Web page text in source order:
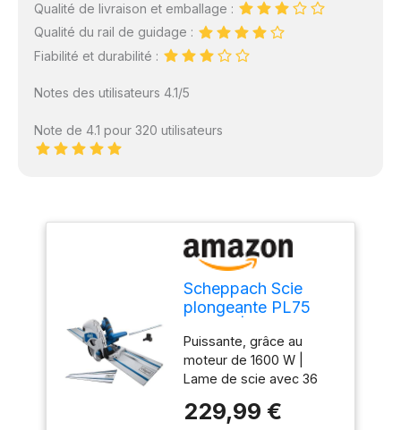
Qualité de livraison et emballage :
Qualité du rail de guidage :
Fiabilité et durabilité :
Notes des utilisateurs 4.1/5
Note de 4.1 pour 320 utilisateurs
Scheppach Scie
plongeante PL75
guidage de 1400mm
Puissante, grâce au
moteur de 1600 W |
Lame de scie avec 36
pour une plongée
229,99 €